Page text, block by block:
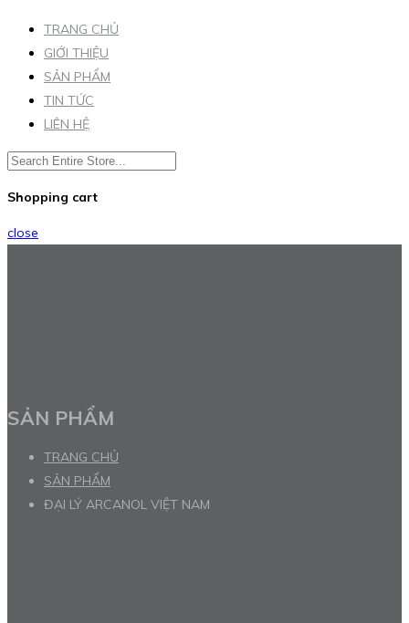
TRANG CHỦ
GIỚI THIỆU
SẢN PHẨM
TIN TỨC
LIÊN HỆ
Shopping cart
close
SẢN PHẨM
TRANG CHỦ
SẢN PHẨM
ĐẠI LÝ ARCANOL VIỆT NAM